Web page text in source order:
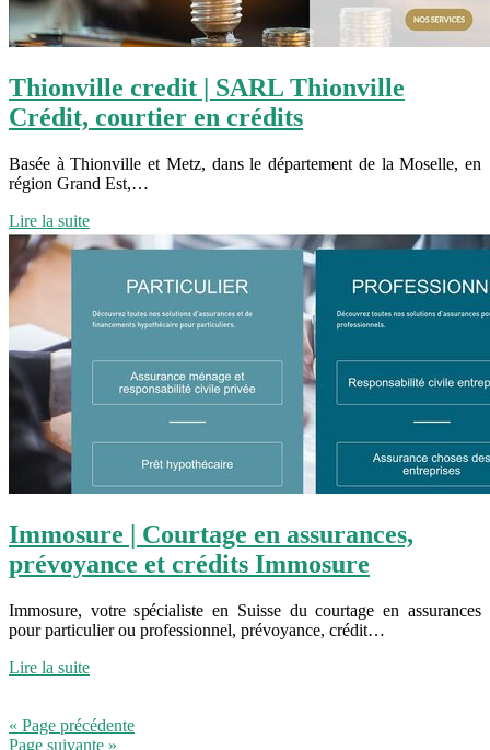
Thionville credit | SARL Thionville
Crédit, courtier en crédits
Basée à Thionville et Metz, dans le département de la Moselle, en
région Grand Est,…
Lire la suite
Immosure | Courtage en assurances,
prévoyance et crédits Immosure
Immosure, votre spécialiste en Suisse du courtage en assurances
pour particulier ou professionnel, prévoyance, crédit…
Lire la suite
« Page précédente
Page suivante »